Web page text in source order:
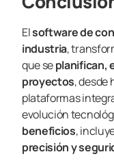
Elsoftware de
industria,
que seplanifican,
proyectos, desde
plataformas
evolución
beneficios,
precisión y